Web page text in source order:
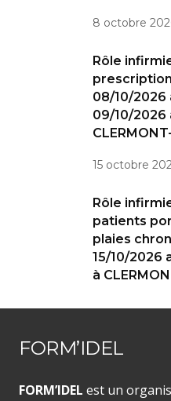
8 octobre
Rôle
08/10/2026
09/10/2026
15 octobre
Rôle
patients
plaies
15/10/2026
à
FORM’IDEL
FORM’IDEL est un